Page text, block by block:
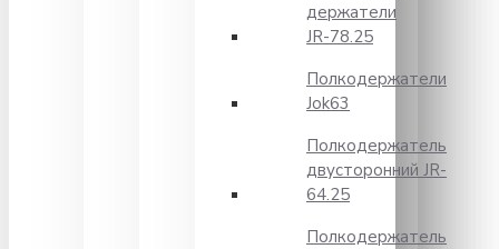
держатели
JR-78.25
Полкодержатели
Jok63
Полкодержатель
двусторонний JR-
64.25
Полкодержатель